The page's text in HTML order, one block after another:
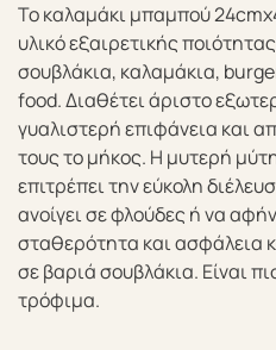
Το καλαμάκι μπαμπού
υλικό εξαιρετικής
σουβλάκια, καλαμάκια,
food. Διαθέτει άριστο
γυαλιστερή επιφάνεια και
τους το μήκος. Η μυτερή
επιτρέπει την εύκολη
ανοίγει σε φλούδες ή να
σταθερότητα και ασφάλεια
σε βαριά σουβλάκια. Είναι
τρόφιμα.